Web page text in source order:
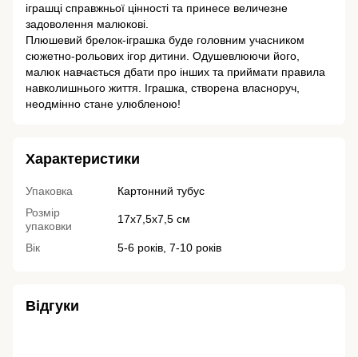
іграшці справжньої цінності та принесе величезне
задоволення малюкові.
Плюшевий брелок-іграшка буде головним учасником
сюжетно-рольових ігор дитини. Одушевлюючи його,
малюк навчається дбати про інших та приймати правила
навколишнього життя. Іграшка, створена власноруч,
неодмінно стане улюбленою!
Характеристики
Упаковка
Картонний тубус
Розмір
упаковки
17х7,5х7,5 см
Вік 5-6 років, 7-10 років
Відгуки